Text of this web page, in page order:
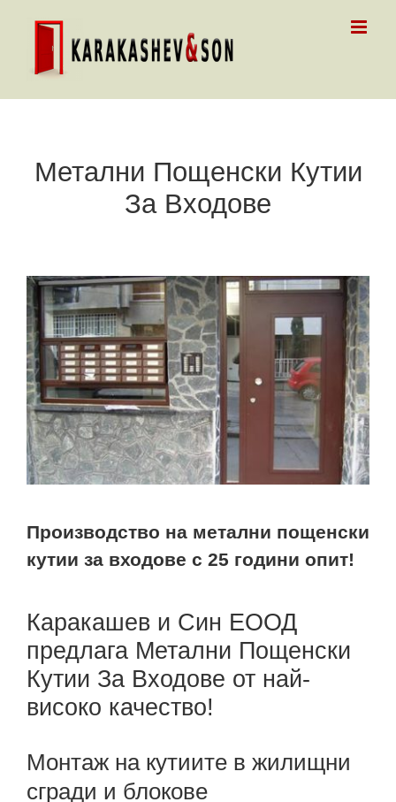
Метални Пощенски Кутии
За Входове
Производство на метални пощенски
кутии за входове с 25 години опит!
Каракашев и Син ЕООД
предлага Метални Пощенски
Кутии За Входове от най-
високо качество!
Монтаж на кутиите в жилищни
сгради и блокове